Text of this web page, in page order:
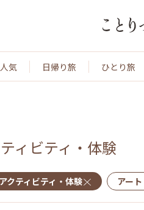
人気 日帰り旅 ひとり旅
ィビティ・体験
アクティビティ・体験 アー